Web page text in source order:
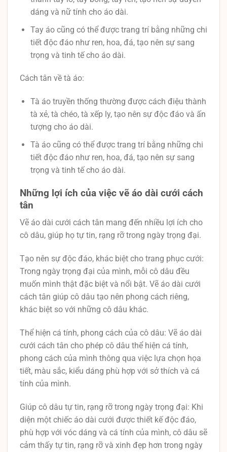
dáng và nữ tính cho áo dài.
Tay áo cũng có thể được trang trí bằng những chi
tiết độc đáo như ren, hoa, đá, tạo nên sự sang
trọng và tinh tế cho áo dài.
Cách tân về tà áo:
Tà áo truyền thống thường được cách điệu thành
tà xẻ, tà chéo, tà xếp ly, tạo nên sự độc đáo và ấn
tượng cho áo dài.
Tà áo cũng có thể được trang trí bằng những chi
tiết độc đáo như ren, hoa, đá, tạo nên sự sang
trọng và tinh tế cho áo dài.
Những lợi ích của việc vẽ áo dài cưới cách
tân
Vẽ áo dài cưới cách tân mang đến nhiều lợi ích cho
cô dâu, giúp họ tự tin, rạng rỡ trong ngày trọng đại.
Tạo nên sự độc đáo, khác biệt cho trang phục cưới:
Trong ngày trọng đại của mình, mỗi cô dâu đều
muốn mình thật đặc biệt và nổi bật. Vẽ áo dài cưới
cách tân giúp cô dâu tạo nên phong cách riêng,
khác biệt so với những cô dâu khác.
Thể hiện cá tính, phong cách của cô dâu: Vẽ áo dài
cưới cách tân cho phép cô dâu thể hiện cá tính,
phong cách của mình thông qua việc lựa chọn họa
tiết, màu sắc, kiểu dáng phù hợp với sở thích và cá
tính của mình.
Giúp cô dâu tự tin, rạng rỡ trong ngày trọng đại: Khi
diện một chiếc áo dài cưới được thiết kế độc đáo,
phù hợp với vóc dáng và cá tính của mình, cô dâu sẽ
cảm thấy tự tin, rạng rỡ và xinh đẹp hơn trong ngày